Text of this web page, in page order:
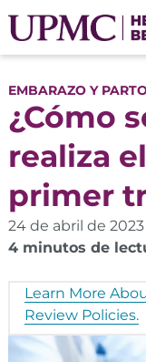
EMBARAZO Y
¿Cómo
realiza
primer
24 de abril de 2023
4 minutos de
Learn More
Review Policies.